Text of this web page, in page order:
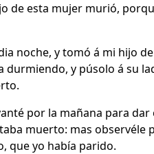
de esta mujer murió,
noche, y tomó á mi hijo
durmiendo, y púsolo á su
por la mañana para dar
muerto: mas observéle
que yo había parido.